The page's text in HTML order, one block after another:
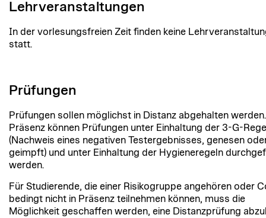
Lehrveranstaltungen
In der vorlesungsfreien Zeit finden keine
statt.
Prüfungen
Prüfungen sollen möglichst in Distanz abgehalten
Präsenz können Prüfungen unter Einhaltung der 3-G-
(Nachweis eines negativen Testergebnisses, genesen
geimpft) und unter Einhaltung der Hygieneregeln
werden.
Für Studierende, die einer Risikogruppe angehören oder
bedingt nicht in Präsenz teilnehmen können, muss die
Möglichkeit geschaffen werden, eine Distanzprüfung